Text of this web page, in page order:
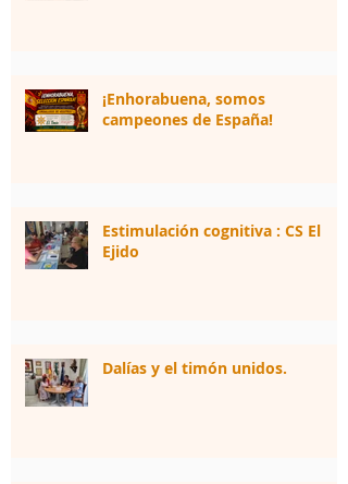
¡Enhorabuena, somos
campeones de España!
Estimulación cognitiva : CS El
Ejido
Dalías y el timón unidos.